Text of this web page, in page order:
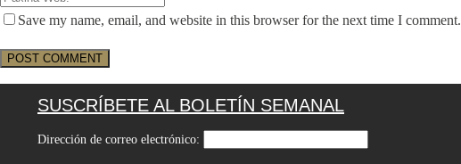
Save my name, email, and website in this browser for the next time I comment.
SUSCRÍBETE AL BOLETÍN SEMANAL
Dirección de correo electrónico: